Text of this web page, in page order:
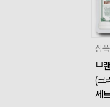
상
브
(크
세